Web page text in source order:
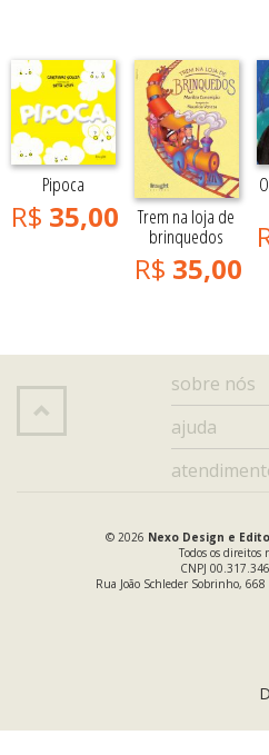
Pipoca
R$ 35,00 Trem na loja de
brinquedos
R$ 35,00
sobre nós
ajuda
© 2026 Nexo Design e
Todos os direitos
CNPJ
Rua João Schleder Sobrinho,